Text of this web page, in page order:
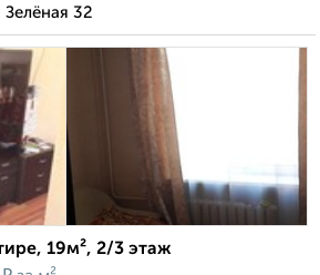
32
19м², 2/3 этаж